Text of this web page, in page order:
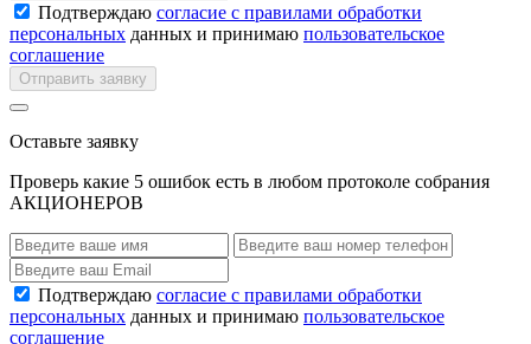
Подтверждаю согласие с правилами обработки
персональных данных и принимаю пользовательское
соглашение
Отправить заявку
Оставьте заявку
Проверь какие 5 ошибок есть в любом протоколе собрания
АКЦИОНЕРОВ
Подтверждаю согласие с правилами обработки
персональных данных и принимаю пользовательское
соглашение